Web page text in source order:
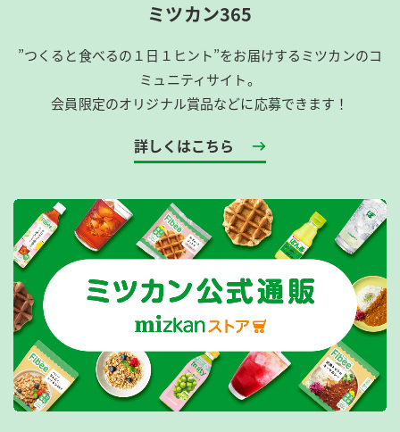
ミツカン365
”つくると食べるの１日１ヒント”をお届けするミツカンのコ
ミュニティサイト。
会員限定のオリジナル賞品などに応募できます！
詳しくはこちら